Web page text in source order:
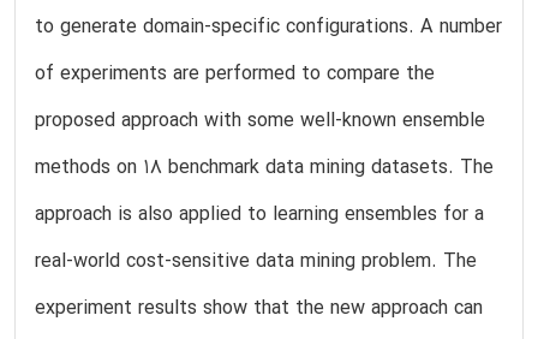
to generate domain-specific configurations. A number
of experiments are performed to compare the
proposed approach with some well-known ensemble
methods on 18 benchmark data mining datasets. The
approach is also applied to learning ensembles for a
real-world cost-sensitive data mining problem. The
experiment results show that the new approach can